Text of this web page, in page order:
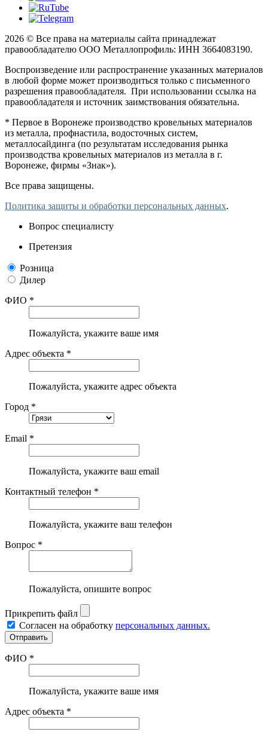
2026 © Все права на материалы сайта принадлежат
правообладателю ООО Металлопрофиль: ИНН 3664083190.
Воспроизведение или распространение указанных материалов
в любой форме может производиться только с письменного
разрешения правообладателя. При использовании ссылка на
правообладателя и источник заимствования обязательна.
* Первое в Воронеже производство кровельных материалов
из металла, профнастила, водосточных систем,
металлосайдинга (по результатам исследования рынка
производства кровельных материалов из металла в г.
Воронеже, фирмы «Знак»).
Все права защищены.
Политика защиты и обработки персональных данных.
Вопрос специалисту
Претензия
Розница
Дилер
ФИО *
Пожалуйста, укажите ваше имя
Адрес объекта *
Пожалуйста, укажите адрес объекта
Город *
Email *
Пожалуйста, укажите ваш email
Контактный телефон *
Пожалуйста, укажите ваш телефон
Вопрос *
Пожалуйста, опишите вопрос
Прикрепить файл
Согласен на обработку персональных данных.
ФИО *
Пожалуйста, укажите ваше имя
Адрес объекта *